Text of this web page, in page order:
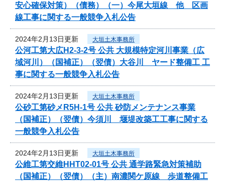
安心確保対策）（債務）（一）今尾大垣線 他 区画
線工事に関する一般競争入札公告
2024年2月13日更新 大垣土木事務所
公河工第大広H2-3-2号 公共 大規模特定河川事業（広
域河川）（国補正）（翌債）大谷川 ヤード整備工 工
事に関する一般競争入札公告
2024年2月13日更新 大垣土木事務所
公砂工第砂メR5H-1号 公共 砂防メンテナンス事業
（国補正）（翌債）今須川 堰堤改築工工事に関する
一般競争入札公告
2024年2月13日更新 大垣土木事務所
公維工第交維HHT02-01号 公共 通学路緊急対策補助
（国補正）（翌債）（主）南濃関ケ原線 歩道整備工